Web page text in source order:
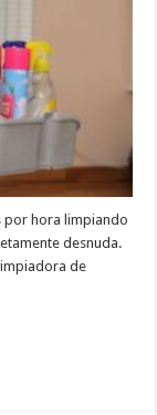
por hora limpiando
desnuda.
de